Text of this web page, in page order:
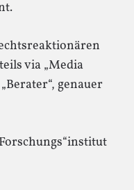
via „Media
genauer